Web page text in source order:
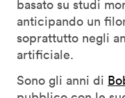
basato su studi
anticipando un
soprattutto negli
artificiale.
Sono gli anni di